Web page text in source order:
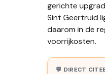
gerichte
Sint Geertruid
daarom in de
voorrijkosten.
💬 DIRECT